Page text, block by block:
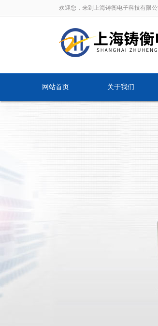
欢迎您，来到上海铸衡电子科技有限公
网站首页 关于我们